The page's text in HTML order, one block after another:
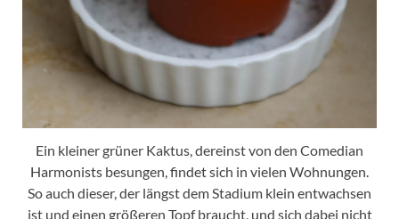
Ein kleiner grüner Kaktus, dereinst von den Comedian
Harmonists besungen, findet sich in vielen Wohnungen.
So auch dieser, der längst dem Stadium klein entwachsen
ist und einen größeren Topf braucht, und sich dabei nicht